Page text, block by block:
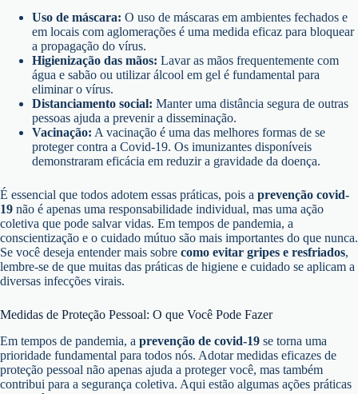
Uso de máscara: O uso de máscaras em ambientes fechados e
em locais com aglomerações é uma medida eficaz para bloquear
a propagação do vírus.
Higienização das mãos: Lavar as mãos frequentemente com
água e sabão ou utilizar álcool em gel é fundamental para
eliminar o vírus.
Distanciamento social: Manter uma distância segura de outras
pessoas ajuda a prevenir a disseminação.
Vacinação: A vacinação é uma das melhores formas de se
proteger contra a Covid-19. Os imunizantes disponíveis
demonstraram eficácia em reduzir a gravidade da doença.
É essencial que todos adotem essas práticas, pois a prevenção covid-
19 não é apenas uma responsabilidade individual, mas uma ação
coletiva que pode salvar vidas. Em tempos de pandemia, a
conscientização e o cuidado mútuo são mais importantes do que nunca.
Se você deseja entender mais sobre como evitar gripes e resfriados,
lembre-se de que muitas das práticas de higiene e cuidado se aplicam a
diversas infecções virais.
Medidas de Proteção Pessoal: O que Você Pode Fazer
Em tempos de pandemia, a prevenção de covid-19 se torna uma
prioridade fundamental para todos nós. Adotar medidas eficazes de
proteção pessoal não apenas ajuda a proteger você, mas também
contribui para a segurança coletiva. Aqui estão algumas ações práticas